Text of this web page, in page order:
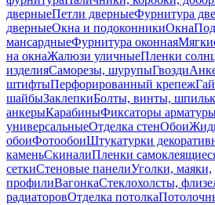
дверныеПетли дверныеФурнитура
дверныеОкна и подоконникиОкна
мансардныеФурнитура оконная
на окнаЖалюзи уличныеПленки
изделияСаморезы, шурупыГвозди
штифтыПерфорированный крепеж
шайбыЗаклепкиБолты, винты,
анкерыКарабиныФиксаторы
универсальныеОтделка стенОбои
обоиФотообоиШтукатурки
каменьСкиналиПленки
сеткиСтеновые панелиУголки, маяки,
профилиВагонкаСтеклохолсты,
радиаторовОтделка потолка